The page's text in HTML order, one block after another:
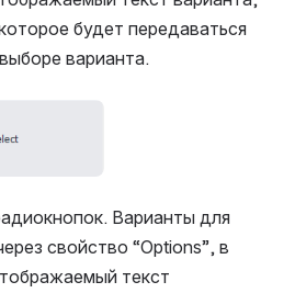
будет передаваться
варианта.
Варианты для
свойство “Options”, в
текст